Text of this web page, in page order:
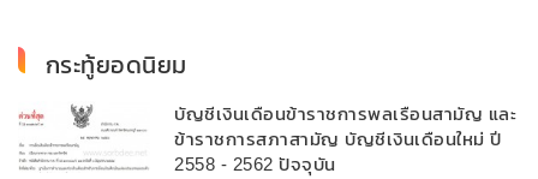
กระทู้ยอดนิยม
บัญชีเงินเดือนข้าราชการพลเรือนสามัญ และ
ข้าราชการสภาสามัญ บัญชีเงินเดือนใหม่ ปี
2558 - 2562 ปัจจุบัน